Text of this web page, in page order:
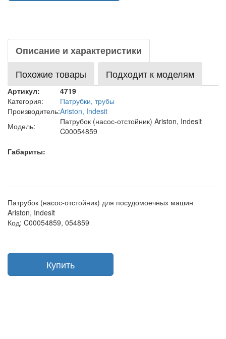
Описание и характеристики
Похожие товары
Подходит к моделям
Артикул:
4719
Категория:
Патрубки, трубы
Производитель:Ariston, Indesit
Модель:
Патрубок (насос-отстойник) Ariston, Indesit
C00054859
Габариты:
Патрубок (насос-отстойник) для посудомоечных машин
Ariston, Indesit
Код: C00054859, 054859